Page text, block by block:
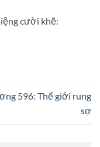
cười khẽ:
596: Thế giới rung
sợ